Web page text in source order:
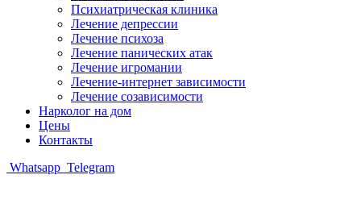
Психиатрическая клиника
Лечение депрессии
Лечение психоза
Лечение панических атак
Лечение игромании
Лечение-интернет зависимости
Лечение созависимости
Нарколог на дом
Цены
Контакты
Whatsapp Telegram